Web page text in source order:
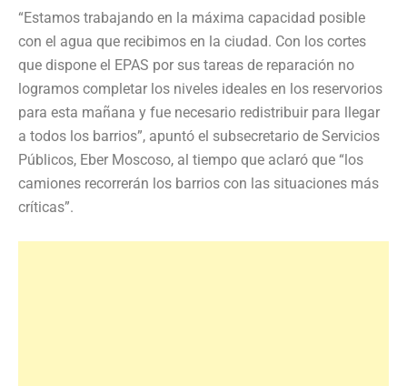
“Estamos trabajando en la máxima capacidad posible
con el agua que recibimos en la ciudad. Con los cortes
que dispone el EPAS por sus tareas de reparación no
logramos completar los niveles ideales en los reservorios
para esta mañana y fue necesario redistribuir para llegar
a todos los barrios”, apuntó el subsecretario de Servicios
Públicos, Eber Moscoso, al tiempo que aclaró que “los
camiones recorrerán los barrios con las situaciones más
críticas”.